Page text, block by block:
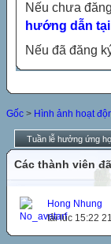
Nếu chưa
hướng dẫn
Nếu đã đăng
Gốc > Hình ảnh hoạt
Tuần lễ hưởng ứng
Các thành viên
Hong Nhung
tải lúc 15:22